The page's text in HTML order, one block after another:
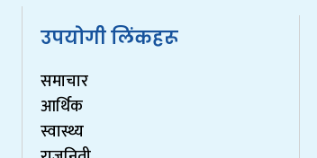
उपयोगी लिंकहरू
समाचार
आर्थिक
स्वास्थ्य